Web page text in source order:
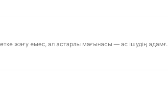
жағу емес, ал астарлы мағынасы — ас ішудің